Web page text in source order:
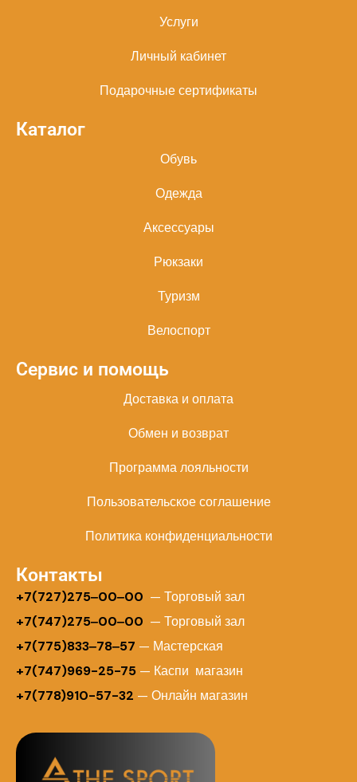
Услуги
Личный кабинет
Подарочные сертификаты
Каталог
Обувь
Одежда
Аксессуары
Рюкзаки
Туризм
Велоспорт
Сервис и помощь
Доставка и оплата
Обмен и возврат
Программа лояльности
Пользовательское соглашение
Политика конфиденциальности
Контакты
+7(727)275‒00‒00 — Торговый зал
+7(747)275‒00‒00 — Торговый зал
+7(775)833‒78‒57 — Мастерская
+7(747)969-25-75 — Каспи магазин
+7(778)910-57-32 — Онлайн магазин